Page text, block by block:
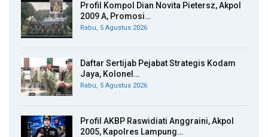
Profil Kompol Dian Novita Pietersz, Akpol
2009 A, Promosi…
Rabu, 5 Agustus 2026
Daftar Sertijab Pejabat Strategis Kodam
Jaya, Kolonel…
Rabu, 5 Agustus 2026
Profil AKBP Raswidiati Anggraini, Akpol
2005, Kapolres Lampung…